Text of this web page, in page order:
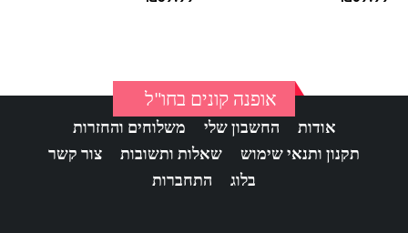
אופנה קונים בחו"ל
אודות החשבון שלי
משלוחים והחזרות
תקנון ותנאי שימוש
שאלות ותשובות
צור קשר
בלוג
התחברות